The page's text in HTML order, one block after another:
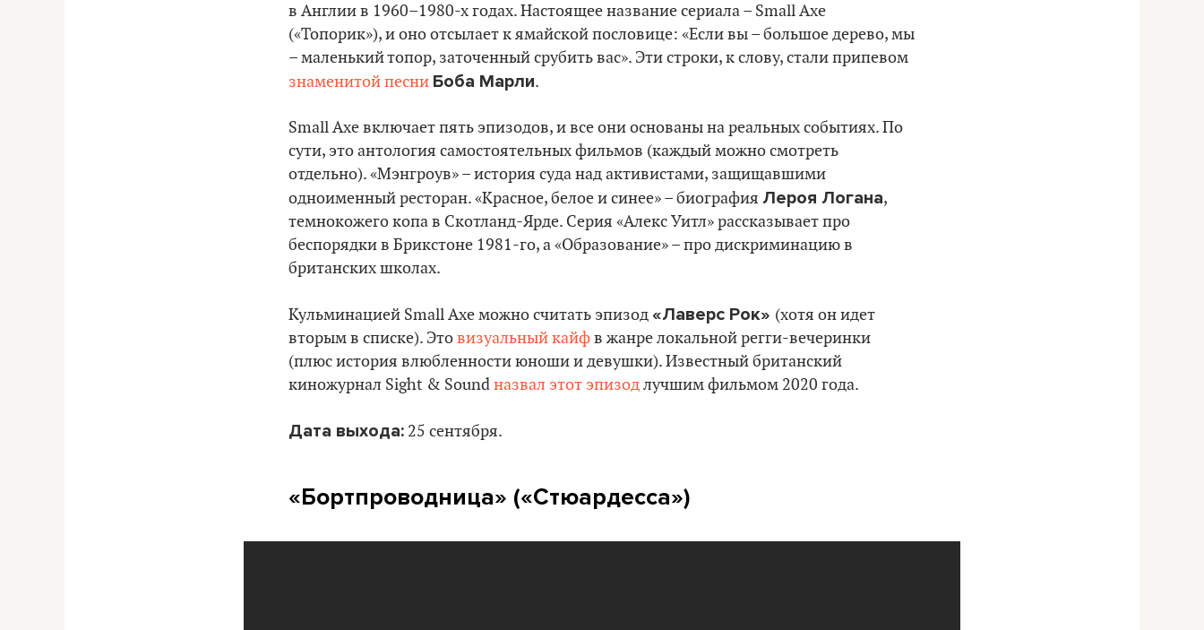
в Англии в 1960–1980-х годах. Настоящее название сериала – Small Axe
(«Топорик»), и оно отсылает к ямайской пословице: «Если вы – большое дерево, мы
– маленький топор, заточенный срубить вас». Эти строки, к слову, стали припевом
знаменитой песни Боба Марли.
Small Axe включает пять эпизодов, и все они основаны на реальных событиях. По
сути, это антология самостоятельных фильмов (каждый можно смотреть
отдельно). «Мэнгроув» – история суда над активистами, защищавшими
одноименный ресторан. «Красное, белое и синее» – биография Лероя Логана,
темнокожего копа в Скотланд-Ярде. Серия «Алекс Уитл» рассказывает про
беспорядки в Брикстоне 1981-го, а «Образование» – про дискриминацию в
британских школах.
Кульминацией Small Axe можно считать эпизод«Лаверс Рок» (хотя он идет
вторым в списке). Этовизуальный кайфв жанре локальной регги-вечеринки
(плюс история влюбленности юноши и девушки). Известный британский
киножурнал Sight & Soundназвал этот эпизодлучшим фильмом 2020 года.
Дата выхода: 25 сентября.
«Бортпроводница» («Стюардесса»)